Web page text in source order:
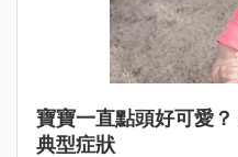
寶寶一直點頭好可愛？
典型症狀